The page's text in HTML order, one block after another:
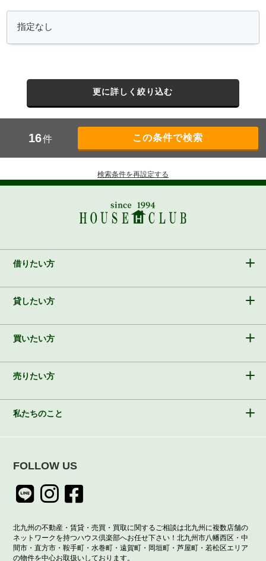
更に詳しく絞り込む
16件
検索条件を再設定する
借りたい方
貸したい方
買いたい方
売りたい方
私たちのこと
FOLLOW US
北九州の不動産・賃貸・売買・買取に関するご相談は北九州に複数店舗の
ネットワークを持つハウス倶楽部へお任せ下さい！北九州市八幡西区・中
間市・直方市・鞍手町・水巻町・遠賀町・岡垣町・芦屋町・若松区エリア
の物件を中心お取扱いしております。